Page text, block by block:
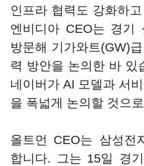
인프라 협력도 강화하
엔비디아 CEO는 경기
방문해 기가와트(GW)
력 방안을 논의한 바 있
네이버가 AI 모델과 서
을 폭넓게 논의할 것으
올트먼 CEO는 삼성전
합니다. 그는 15일 경